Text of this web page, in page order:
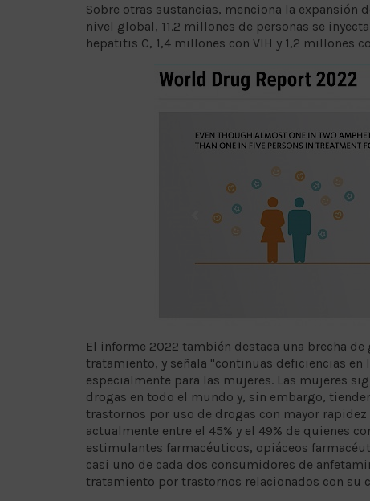
Sobre otras sustancias, menciona la expansión
nivel global, 11.2 millones de personas se
hepatitis C, 1,4 millones con VIH y 1,2 millones
El informe 2022 también destaca una brecha
tratamiento, y señala "continuas deficiencias
especialmente para las mujeres. Las mujeres
drogas en todo el mundo y, sin embargo,
trastornos por uso de drogas con mayor
actualmente entre el 45% y el 49% de quienes
estimulantes farmacéuticos, opiáceos
casi uno de cada dos consumidores de
tratamiento por trastornos relacionados con su